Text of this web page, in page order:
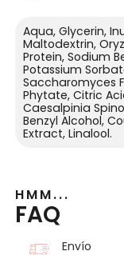
Aqua, Glycerin,
Maltodextrin,
Protein, Sodium
Potassium
Saccharomyces
Phytate, Citric
Caesalpinia
Benzyl Alcohol,
Extract, Linalool.
HMM...
FAQ
Envío